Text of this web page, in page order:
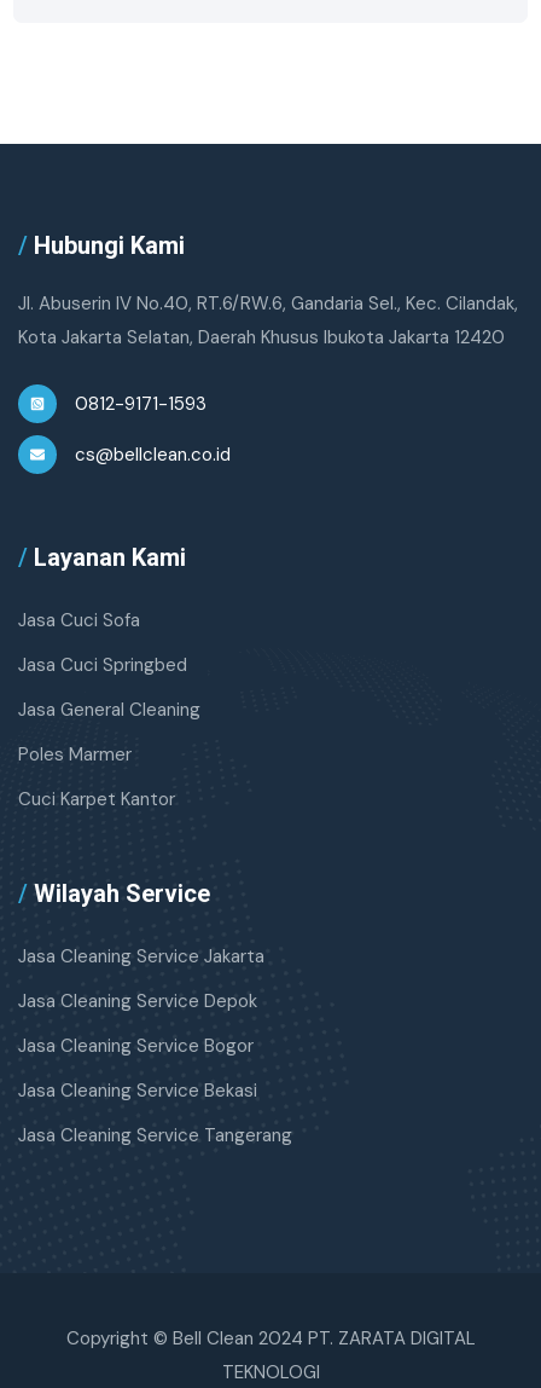
/ Hubungi Kami
Jl. Abuserin IV No.40, RT.6/RW.6, Gandaria Sel., Kec. Cilandak,
Kota Jakarta Selatan, Daerah Khusus Ibukota Jakarta 12420
0812-9171-1593
cs@bellclean.co.id
/ Layanan Kami
Jasa Cuci Sofa
Jasa Cuci Springbed
Jasa General Cleaning
Poles Marmer
Cuci Karpet Kantor
/ Wilayah Service
Jasa Cleaning Service Jakarta
Jasa Cleaning Service Depok
Jasa Cleaning Service Bogor
Jasa Cleaning Service Bekasi
Jasa Cleaning Service Tangerang
Copyright © Bell Clean 2024 PT. ZARATA DIGITAL
TEKNOLOGI